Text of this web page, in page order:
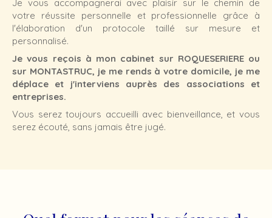
Je vous accompagnerai avec plaisir sur le chemin de
votre réussite personnelle et professionnelle grâce à
l'élaboration d'un protocole taillé sur mesure et
personnalisé.
Je vous reçois à mon cabinet sur ROQUESERIERE ou
sur MONTASTRUC, je me rends à votre domicile, je me
déplace et j'interviens auprès des associations et
entreprises.
Vous serez toujours accueilli avec bienveillance, et vous
serez écouté, sans jamais être jugé.